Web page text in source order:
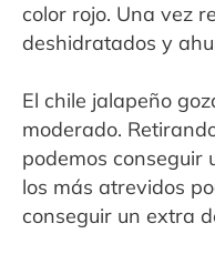
color rojo. Una vez
deshidratados y
El chile jalapeño
moderado.
podemos conseguir
los más atrevidos
conseguir un extra